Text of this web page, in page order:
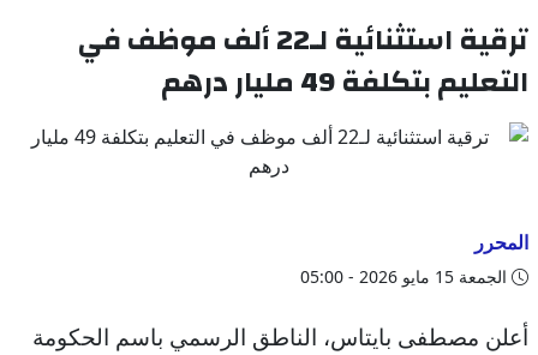
ترقية استثنائية لـ22 ألف موظف في
التعليم بتكلفة 49 مليار درهم
المحرر
الجمعة 15 مايو 2026 - 05:00
أعلن مصطفى بايتاس، الناطق الرسمي باسم الحكومة